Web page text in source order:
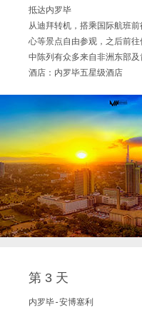
抵达内罗毕
从迪拜转机，搭乘国际航班
心等景点自由参观，之后前
中陈列有众多来自非洲东部
酒店：内罗毕五星级酒店
第 3 天
内罗毕-安博塞利